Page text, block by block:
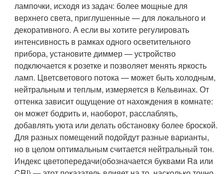
лампочки, исходя из задач: более мощные для
верхнего света, приглушенные — для локального и
декоративного. А если вы хотите регулировать
интенсивность в рамках одного осветительного
прибора, установите диммер — устройство
подключается к розетке и позволяет менять яркость
ламп. Цветсветового потока — может быть холодным,
нейтральным и теплым, измеряется в Кельвинах. От
оттенка зависит ощущение от нахождения в комнате:
он может бодрить и, наоборот, расслаблять,
добавлять уюта или делать обстановку более броской.
Для разных помещений подойдут разные варианты,
но в целом оптимальным считается нейтральный тон.
Индекс цветопередачи(обозначается буквами Ra или